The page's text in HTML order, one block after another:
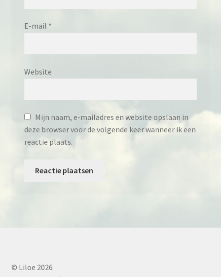
E-mail *
Website
Mijn naam, e-mailadres en website opslaan in
deze browser voor de volgende keer wanneer ik een
reactie plaats.
© Liloe 2026